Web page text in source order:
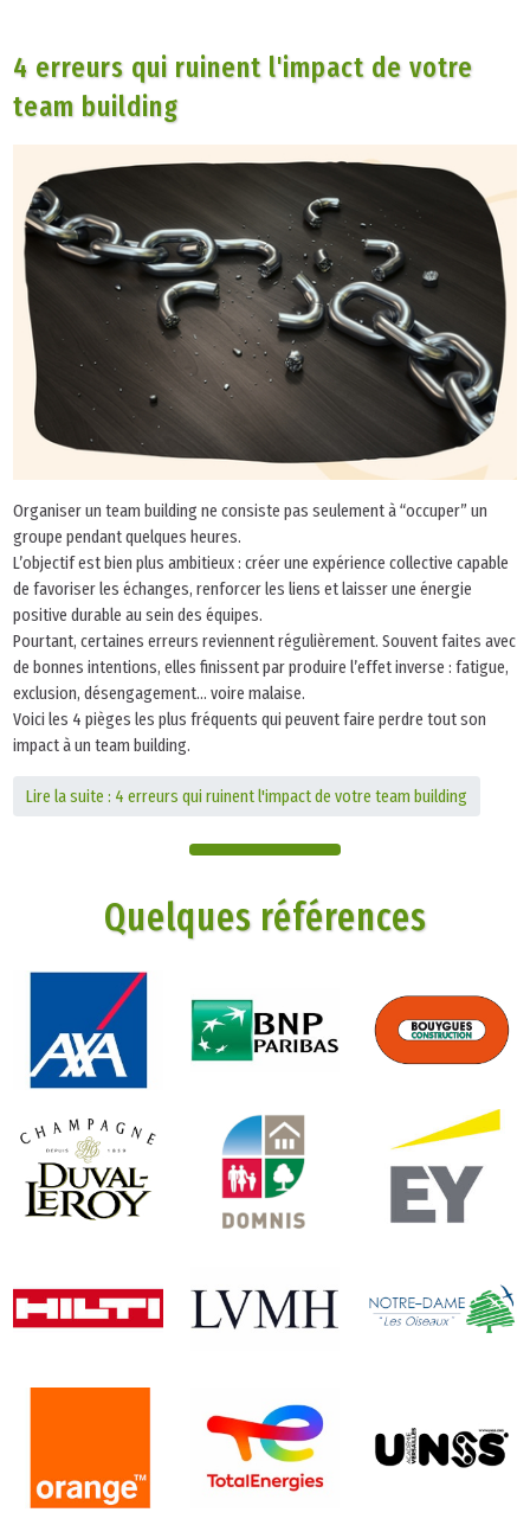
4 erreurs qui ruinent l'impact de votre
team building
Organiser un team building ne consiste pas seulement à “occuper” un
groupe pendant quelques heures.
L’objectif est bien plus ambitieux : créer une expérience collective capable
de favoriser les échanges, renforcer les liens et laisser une énergie
positive durable au sein des équipes.
Pourtant, certaines erreurs reviennent régulièrement. Souvent faites avec
de bonnes intentions, elles finissent par produire l’effet inverse : fatigue,
exclusion, désengagement… voire malaise.
Voici les 4 pièges les plus fréquents qui peuvent faire perdre tout son
impact à un team building.
Lire la suite : 4 erreurs qui ruinent l'impact de votre team building
Quelques références